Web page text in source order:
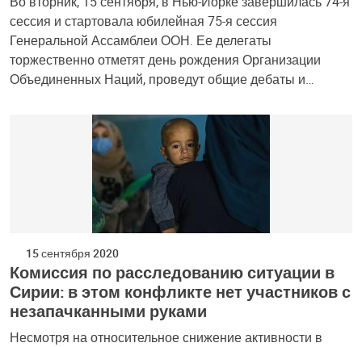
сессия и стартовала юбилейная 75-я сессия
Генеральной Ассамблеи ООН. Ее делегаты
торжественно отметят день рождения Организации
Объединенных Наций, проведут общие дебаты и…
15 сентября 2020
Комиссия по расследованию ситуации в
Сирии: в этом конфликте нет участников с
незапачканными руками
Несмотря на относительное снижение активности в